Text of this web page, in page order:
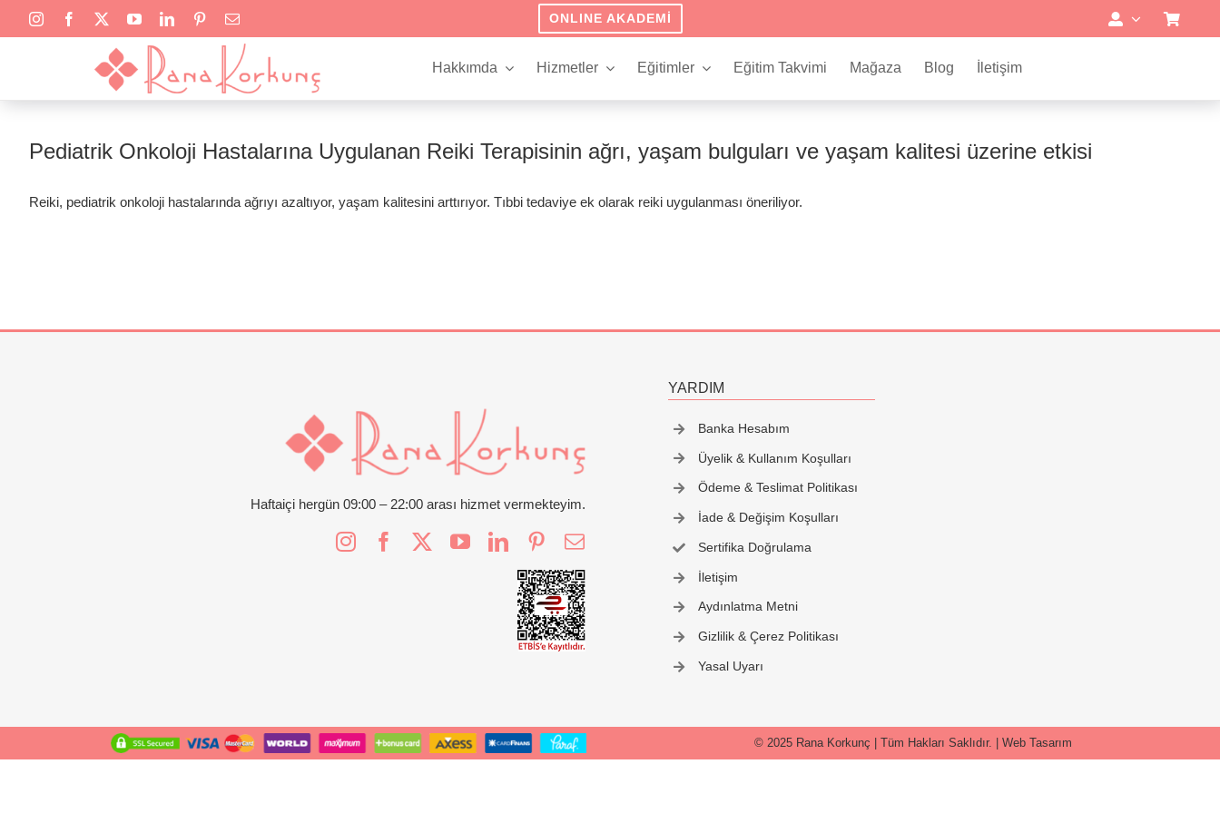
to
ONLINE AKADEMI
Hakkımda Hizmetler Eğitimler Eğitim Takvimi Mağaza Blog İletişim
Pediatrik Onkoloji Hastalarına Uygulanan Reiki Terapisinin ağrı, yaşam bulguları ve yaşam kalitesi üzerine etkisi
Reiki, pediatrik onkoloji hastalarında ağrıyı azaltıyor, yaşam kalitesini arttırıyor. Tıbbi tedaviye ek olarak reiki uygulanması öneriliyor.
Haftaiçi hergün 09:00 – 22:00 arası hizmet vermekteyim.
YARDIM
Banka Hesabım
Üyelik & Kullanım Koşulları
Ödeme & Teslimat Politikası
İade & Değişim Koşulları
Sertifika Doğrulama
İletişim
Aydınlatma Metni
Gizlilik & Çerez Politikası
Yasal Uyarı
© 2025 Rana Korkunç | Tüm Hakları Saklıdır. | Web Tasarım